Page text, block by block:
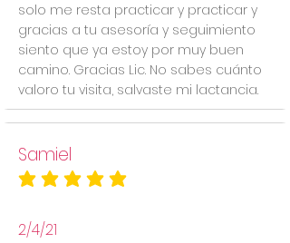
solo me resta practicar y practicar y
gracias a tu asesoría y seguimiento
siento que ya estoy por muy buen
camino. Gracias Lic. No sabes cuánto
valoro tu visita, salvaste mi lactancia.
Samiel
la calificación promedio es 5 de 5
2/4/21